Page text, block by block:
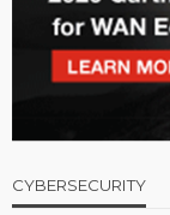
CYBERSECURITY